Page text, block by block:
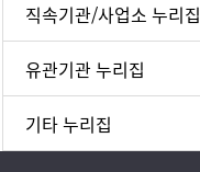
직속기관/사업소 누리집
유관기관 누리집
기타 누리집